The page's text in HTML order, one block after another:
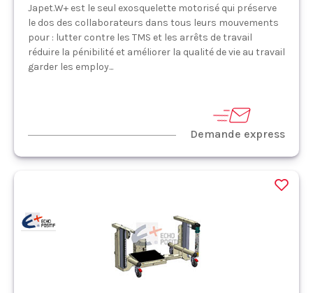
Japet.W+ est le seul exosquelette motorisé qui préserve
le dos des collaborateurs dans tous leurs mouvements
pour : lutter contre les TMS et les arrêts de travail
réduire la pénibilité et améliorer la qualité de vie au travail
garder les employ...
Demande express